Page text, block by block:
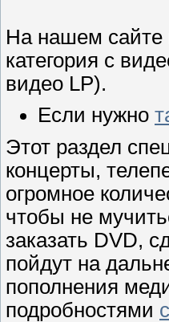
На нашем сайте
категория с
видео LP).
Если нужно
Этот раздел
концерты,
огромное
чтобы не
заказать DVD,
пойдут на
пополнения
подробностями